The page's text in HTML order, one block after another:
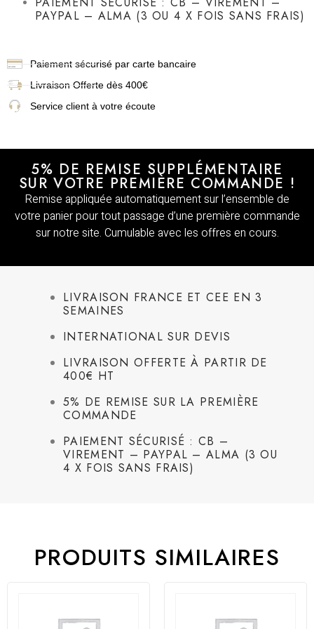
PAYPAL – ALMA (3 OU 4 X FOIS SANS FRAIS)
Paiement sécurisé par carte bancaire
Livraison Offerte dès 400€
Service client à votre écoute
5% DE REMISE SUPPLÉMENTAIRE
SUR VOTRE PREMIÈRE COMMANDE !
Remise appliquée automatiquement sur l’ensemble de
votre panier pour tout passage d’une première commande
sur notre site. Cumulable avec les offres en cours.
LIVRAISON FRANCE ET CEE EN 3
SEMAINES
INTERNATIONAL SUR DEVIS
LIVRAISON OFFERTE À PARTIR DE
400€ HT
5% DE REMISE SUR LA PREMIÈRE
COMMANDE
PAIEMENT SÉCURISÉ : CB –
VIREMENT – PAYPAL – ALMA (3 OU
4 X FOIS SANS FRAIS)
PRODUITS SIMILAIRES